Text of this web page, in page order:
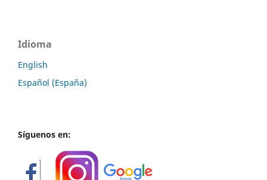
Idioma
English
Español (España)
Síguenos en: